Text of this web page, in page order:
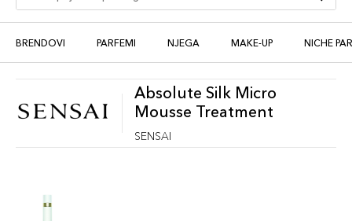
BRENDOVI PARFEMI NJEGA MAKE-UP NICHE
Absolute Silk Micro
Mousse Treatment
SENSAI